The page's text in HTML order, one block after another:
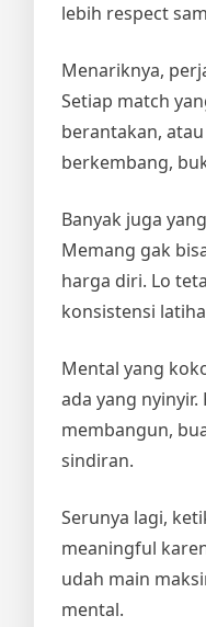
lebih respect
Menariknya,
Setiap match
berantakan,
berkembang,
Banyak juga
Memang gak
harga diri. Lo
konsistensi
Mental yang
ada yang
membangun,
sindiran.
Serunya lagi,
meaningful
udah main
mental.